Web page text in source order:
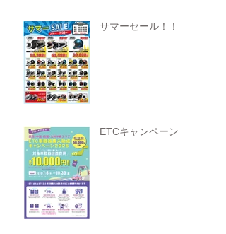
サマーセール！！
ETCキャンペーン